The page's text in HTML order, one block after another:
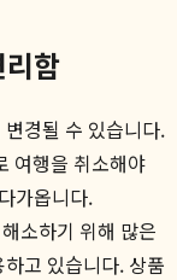
함
경될 수 있습니다.
여행을 취소해야
가옵니다.
소하기 위해 많은
고 있습니다. 상품